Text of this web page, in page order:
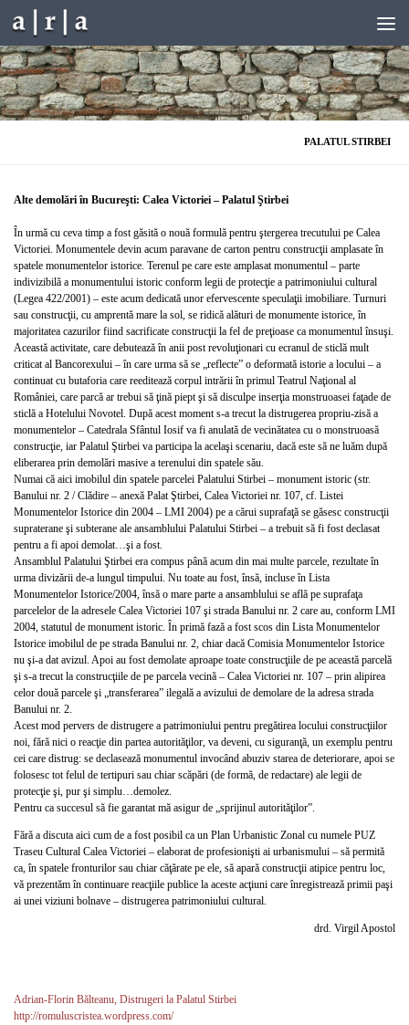
Skip to content
PALATUL STIRBEI
Alte demolări în Bucureşti: Calea Victoriei – Palatul Ştirbei
În urmă cu ceva timp a fost găsită o nouă formulă pentru ştergerea trecutului pe Calea
Victoriei. Monumentele devin acum paravane de carton pentru construcţii amplasate în
spatele monumentelor istorice. Terenul pe care este amplasat monumentul – parte
indivizibilă a monumentului istoric conform legii de protecţie a patrimoniului cultural
(Legea 422/2001) – este acum dedicată unor efervescente speculaţii imobiliare. Turnuri
sau construcţii, cu amprentă mare la sol, se ridică alături de monumente istorice, în
majoritatea cazurilor fiind sacrificate construcţii la fel de preţioase ca monumentul însuşi.
Această activitate, care debutează în anii post revoluţionari cu ecranul de sticlă mult
criticat al Bancorexului – în care urma să se „reflecte” o deformată istorie a locului – a
continuat cu butaforia care reeditează corpul intrării în primul Teatrul Naţional al
României, care parcă ar trebui să ţină piept şi să disculpe inserţia monstruoasei faţade de
sticlă a Hotelului Novotel. După acest moment s-a trecut la distrugerea propriu-zisă a
monumentelor – Catedrala Sfântul Iosif va fi anulată de vecinătatea cu o monstruoasă
construcţie, iar Palatul Ştirbei va participa la acelaşi scenariu, dacă este să ne luăm după
eliberarea prin demolări masive a terenului din spatele său.
Numai că aici imobilul din spatele parcelei Palatului Stirbei – monument istoric (str.
Banului nr. 2 / Clădire – anexă Palat Ştirbei, Calea Victoriei nr. 107, cf. Listei
Monumentelor Istorice din 2004 – LMI 2004) pe a cărui suprafaţă se găsesc construcţii
supraterane şi subterane ale ansamblului Palatului Stirbei – a trebuit să fi fost declasat
pentru a fi apoi demolat…şi a fost.
Ansamblul Palatului Ştirbei era compus până acum din mai multe parcele, rezultate în
urma divizării de-a lungul timpului. Nu toate au fost, însă, incluse în Lista
Monumentelor Istorice/2004, însă o mare parte a ansamblului se află pe suprafaţa
parcelelor de la adresele Calea Victoriei 107 şi strada Banului nr. 2 care au, conform LMI
2004, statutul de monument istoric. În primă fază a fost scos din Lista Monumentelor
Istorice imobilul de pe strada Banului nr. 2, chiar dacă Comisia Monumentelor Istorice
nu şi-a dat avizul. Apoi au fost demolate aproape toate construcţiile de pe această parcelă
şi s-a trecut la construcţiile de pe parcela vecină – Calea Victoriei nr. 107 – prin alipirea
celor două parcele şi „transferarea” ilegală a avizului de demolare de la adresa strada
Banului nr. 2.
Acest mod pervers de distrugere a patrimoniului pentru pregătirea locului construcţiilor
noi, fără nici o reacţie din partea autorităţilor, va deveni, cu siguranţă, un exemplu pentru
cei care distrug: se declasează monumentul invocând abuziv starea de deteriorare, apoi se
folosesc tot felul de tertipuri sau chiar scăpări (de formă, de redactare) ale legii de
protecţie şi, pur şi simplu…demolez.
Pentru ca succesul să fie garantat mă asigur de „sprijinul autorităţilor”.
Fără a discuta aici cum de a fost posibil ca un Plan Urbanistic Zonal cu numele PUZ
Traseu Cultural Calea Victoriei – elaborat de profesionişti ai urbanismului – să permită
ca, în spatele fronturilor sau chiar căţărate pe ele, să apară construcţii atipice pentru loc,
vă prezentăm în continuare reacţiile publice la aceste acţiuni care înregistrează primii paşi
ai unei viziuni bolnave – distrugerea patrimoniului cultural.
drd. Virgil Apostol
Adrian-Florin Bălteanu, Distrugeri la Palatul Stirbei
http://romuluscristea.wordpress.com/